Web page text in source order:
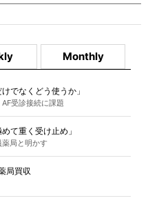
Monthly
でなくどう使うか」
受診接続に課題
て重く受け止め」
局と明かす
局買収